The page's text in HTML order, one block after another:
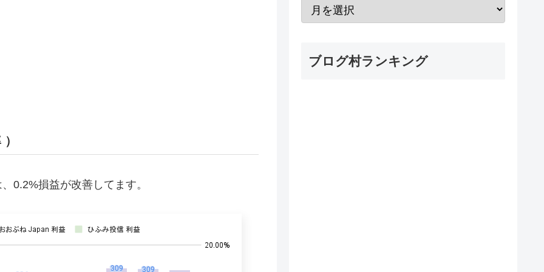
0.2%損益が改善してます。
ブログ村ランキング